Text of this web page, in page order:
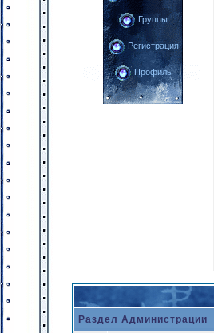
Группы
Регистрация
Профиль
Раздел Администрации